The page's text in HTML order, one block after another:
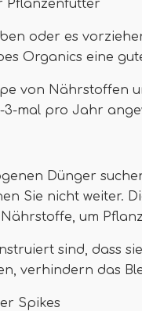
Pflanzenfutter
oder es
Organics eine
von Nährstoffen
3-mal pro Jahr
Dünger
Sie nicht weiter.
Nährstoffe, um
sind, dass
verhindern das
Spikes